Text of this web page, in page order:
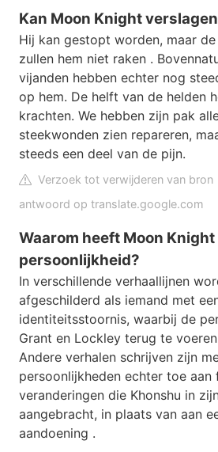
Kan Moon Knight
Hij kan gestopt worden, maar
zullen hem niet raken .
vijanden hebben echter nog
op hem. De helft van de helden
krachten. We hebben zijn pak
steekwonden zien repareren,
steeds een deel van de pijn.
Verzoek tot verwijderen van bron
antwoord op translate.google.com
Waarom heeft Moon
persoonlijkheid?
In verschillende verhaallijnen
afgeschilderd als iemand met
identiteitsstoornis, waarbij de
Grant en Lockley terug te
Andere verhalen schrijven zijn
persoonlijkheden echter toe aan
veranderingen die Khonshu in
aangebracht, in plaats van aan
aandoening .